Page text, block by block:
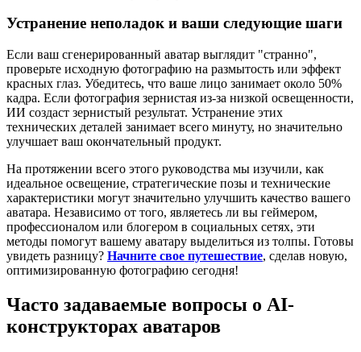
Устранение неполадок и ваши следующие шаги
Если ваш сгенерированный аватар выглядит "странно",
проверьте исходную фотографию на размытость или эффект
красных глаз. Убедитесь, что ваше лицо занимает около 50%
кадра. Если фотография зернистая из-за низкой освещенности,
ИИ создаст зернистый результат. Устранение этих
технических деталей занимает всего минуту, но значительно
улучшает ваш окончательный продукт.
На протяжении всего этого руководства мы изучили, как
идеальное освещение, стратегические позы и технические
характеристики могут значительно улучшить качество вашего
аватара. Независимо от того, являетесь ли вы геймером,
профессионалом или блогером в социальных сетях, эти
методы помогут вашему аватару выделиться из толпы. Готовы
увидеть разницу? Начните свое путешествие, сделав новую,
оптимизированную фотографию сегодня!
Часто задаваемые вопросы о AI-
конструкторах аватаров